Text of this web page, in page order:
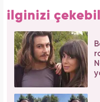
ilginizi